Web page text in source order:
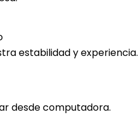
estabilidad y experiencia.
desde computadora.